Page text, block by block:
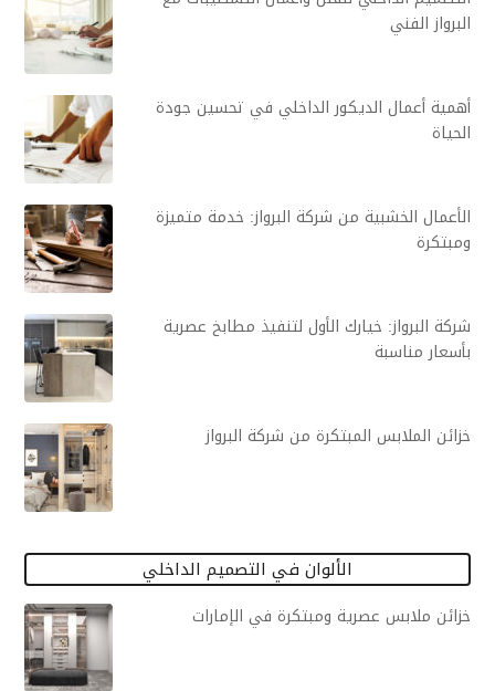
البرواز الفني
أهمية أعمال الديكور الداخلي في تحسين جودة
الحياة
الأعمال الخشبية من شركة البرواز: خدمة متميزة
ومبتكرة
شركة البرواز: خيارك الأول لتنفيذ مطابخ عصرية
بأسعار مناسبة
خزائن الملابس المبتكرة من شركة البرواز
الألوان في التصميم الداخلي
خزائن ملابس عصرية ومبتكرة في الإمارات